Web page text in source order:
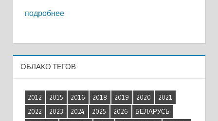
подробнее
ОБЛАКО ТЕГОВ
2012 2015 2016 2018 2019 2020
2021
2022
2023 2024 2025 2026
БЕЛАРУСЬ